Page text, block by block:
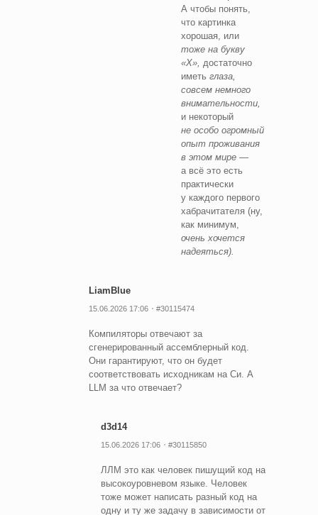
А чтобы понять,
что картинка
хорошая, или
тоже на букву
«Х», достаточно
иметь глаза,
совсем немного
внимательности,
и некоторый
не особо огромный
опыт проживания
в этом мире —
а всё это есть
практически
у каждого первого
хабрачитателя (ну,
как минимум,
очень хочется
надеяться).
LiamBlue
15.06.2026 17:06 #30115474
Компиляторы отвечают за
сгенерированный ассемблерный код.
Они гарантируют, что он будет
соответствовать исходникам на Си. А
LLM за что отвечает?
d3d14
15.06.2026 17:06 #30115850
ЛЛМ это как человек пишущий код на
высокоуровневом языке. Человек
тоже может написать разный код на
одну и ту же задачу в зависимости от